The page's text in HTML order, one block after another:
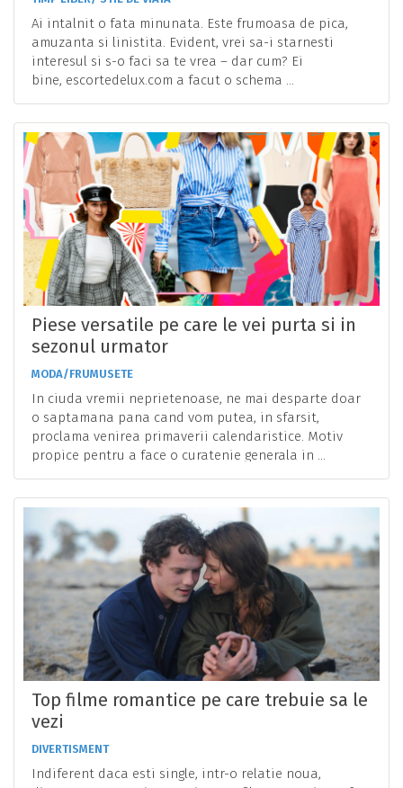
Ai intalnit o fata minunata. Este frumoasa de pica,
amuzanta si linistita. Evident, vrei sa-i starnesti
interesul si s-o faci sa te vrea – dar cum? Ei
bine, escortedelux.com a facut o schema ...
Piese versatile pe care le vei purta si in
sezonul urmator
MODA/FRUMUSETE
In ciuda vremii neprietenoase, ne mai desparte doar
o saptamana pana cand vom putea, in sfarsit,
proclama venirea primaverii calendaristice. Motiv
propice pentru a face o curatenie generala in ...
Top filme romantice pe care trebuie sa le
vezi
DIVERTISMENT
Indiferent daca esti single, intr-o relatie noua,